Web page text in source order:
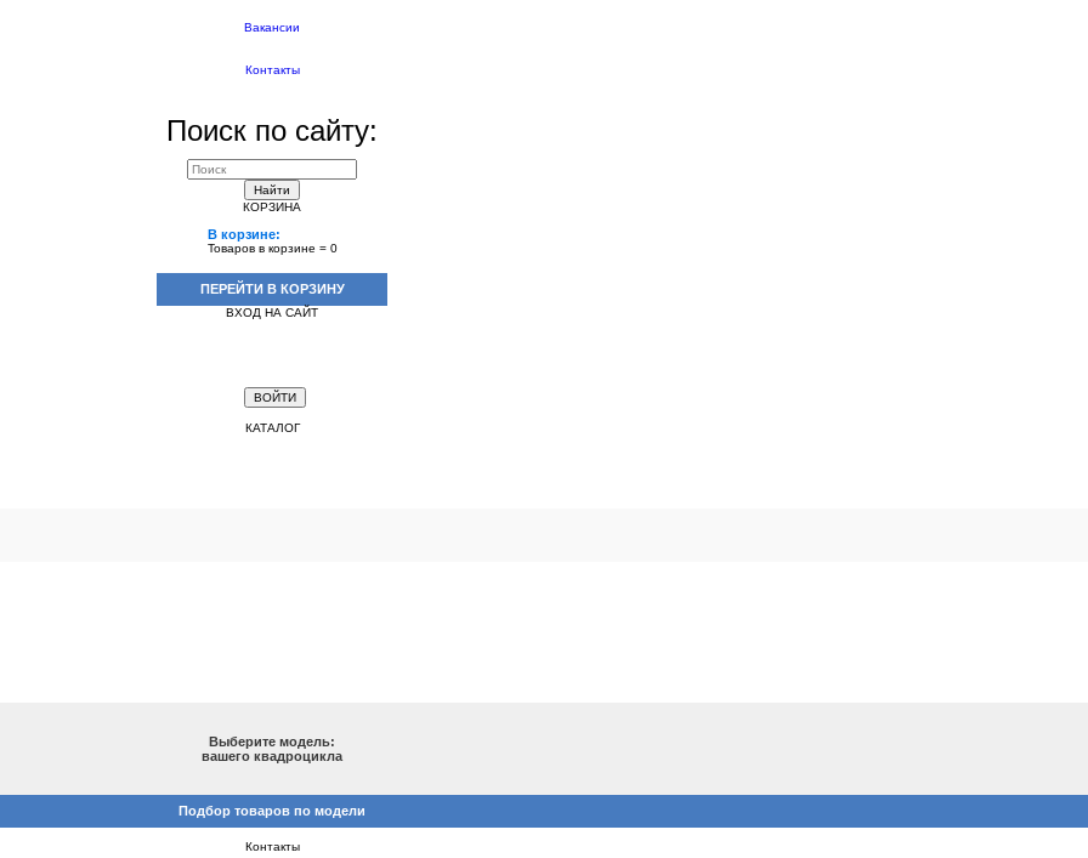
Вакансии
Контакты
Поиск по сайту:
Найти
КОРЗИНА
В корзине:
Товаров в корзине = 0
ПЕРЕЙТИ В КОРЗИНУ
ВХОД НА САЙТ
КАТАЛОГ
Выберите модель:
вашего квадроцикла
Подбор товаров по модели
Контакты